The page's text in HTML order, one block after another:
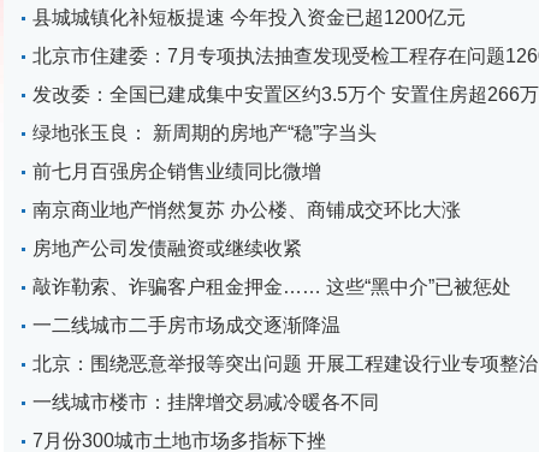
县城城镇化补短板提速 今年投入资金已超1200亿元
北京市住建委：7月专项执法抽查发现受检工程存在问题
发改委：全国已建成集中安置区约3.5万个 安置住房超266
绿地张玉良： 新周期的房地产“稳”字当头
前七月百强房企销售业绩同比微增
南京商业地产悄然复苏 办公楼、商铺成交环比大涨
房地产公司发债融资或继续收紧
敲诈勒索、诈骗客户租金押金…… 这些“黑中介”已被惩处
一二线城市二手房市场成交逐渐降温
北京：围绕恶意举报等突出问题 开展工程建设行业专项整治
一线城市楼市：挂牌增交易减冷暖各不同
7月份300城市土地市场多指标下挫